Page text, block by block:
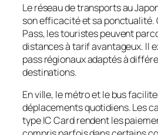
Le réseau de transports au
son efficacité et sa ponctualité.
Pass, les touristes peuvent
distances à tarif avantageux. Il
pass régionaux adaptés à
destinations.
En ville, le métro et le bus
déplacements quotidiens. Les
type IC Card rendent les